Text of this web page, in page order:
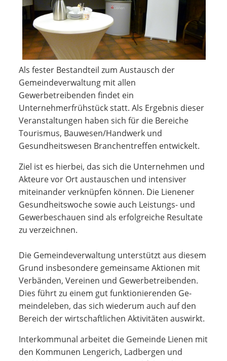
Als fester Bestandteil zum Austausch der
Gemeindeverwaltung mit allen
Gewerbetreibenden findet ein
Unternehmerfrühstück statt. Als Ergebnis dieser
Veranstaltungen haben sich für die Bereiche
Tourismus, Bauwesen/Handwerk und
Gesundheitswesen Branchentreffen entwickelt.
Ziel ist es hierbei, das sich die Unternehmen und
Akteure vor Ort austauschen und intensiver
miteinander verknüpfen können. Die Lienener
Gesundheitswoche sowie auch Leistungs- und
Gewerbeschauen sind als erfolgreiche Resultate
zu verzeichnen.
Die Gemeindeverwaltung unterstützt aus die­sem
Grund insbeson­dere ge­meinsame Aktio­nen mit
Verbänden, Ver­einen und Gewerbe­treiben­den.
Dies führt zu einem gut funktionierenden Ge­
mein­deleben, das sich wiederum auch auf den
Bereich der wirtschaftlichen Aktivitäten auswirkt.
Interkommunal arbeitet die Gemeinde Lienen mit
den Kommunen Lengerich, Ladbergen und